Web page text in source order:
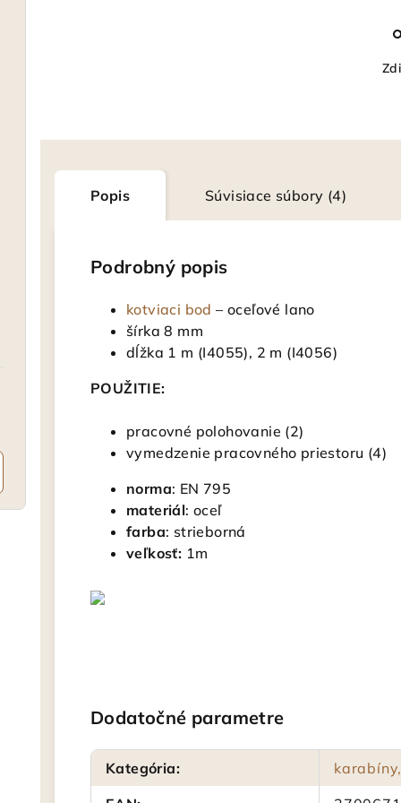
Popis Súvisiace súbory (4)
Podrobný popis
kotviaci bod – oceľové lano
šírka 8 mm
dĺžka 1 m (I4055), 2 m (I4056)
POUŽITIE:
pracovné polohovanie (2)
vymedzenie pracovného priestoru (4)
norma: EN 795
materiál: oceľ
farba: strieborná
veľkosť: 1m
Dodatočné parametre
Kategória: